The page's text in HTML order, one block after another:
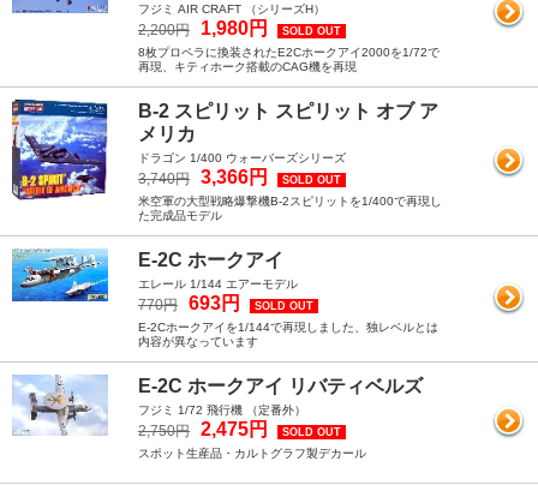
フジミ AIR CRAFT （シリーズH）
2,200円 1,980円 SOLD OUT
8枚プロペラに換装されたE2Cホークアイ2000を1/72で
再現、キティホーク搭載のCAG機を再現
B-2 スピリット スピリット オブ ア
メリカ
ドラゴン 1/400 ウォーバーズシリーズ
3,740円 3,366円 SOLD OUT
米空軍の大型戦略爆撃機B-2スピリットを1/400で再現し
た完成品モデル
E-2C ホークアイ
エレール 1/144 エアーモデル
770円 693円 SOLD OUT
E-2Cホークアイを1/144で再現しました、独レベルとは
内容が異なっています
E-2C ホークアイ リバティベルズ
フジミ 1/72 飛行機 （定番外）
2,750円 2,475円 SOLD OUT
スポット生産品・カルトグラフ製デカール